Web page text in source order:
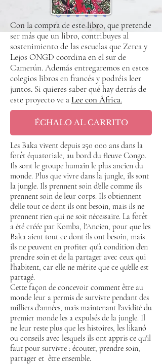
Con la compra de este libro, que pretende
ser más que un libro, contribuyes al
sostenimiento de las escuelas que Zerca y
Lejos ONGD coordina en el sur de
Camerún. Además entregaremos en estos
colegios libros en francés y podréis leer
juntos. Si quieres saber qué hay detrás de
este proyecto ve a Lee con África.
ÉCHALO AL CARRITO
Les Baka vivent depuis 250 000 ans dans la
forêt équatoriale, au bord du fleuve Congo.
Ils sont le groupe humain le plus ancien du
monde. Plus que vivre dans la jungle, ils sont
la jungle. Ils prennent soin d'elle comme ils
prennent soin de leur corps. Ils obtiennent
d'elle tout ce dont ils ont besoin, mais ils ne
prennent rien qui ne soit nécessaire. La forêt
a été créée par Komba, l'Ancien, pour que les
Baka aient tout ce dont ils ont besoin, mais
ils ne peuvent en profiter qu'à condition d'en
prendre soin et de la partager avec ceux qui
l'habitent, car elle ne mérite que ce qu'elle est
partagé.
Cette façon de concevoir comment être au
monde leur a permis de survivre pendant des
milliers d'années, mais maintenant l'avidité du
premier monde les a expulsés de la jungle. Il
ne leur reste plus que les histoires, les likanó
ou conseils avec lesquels ils ont appris ce qu'il
faut pour survivre : écouter, prendre soin,
partager et être ensemble.